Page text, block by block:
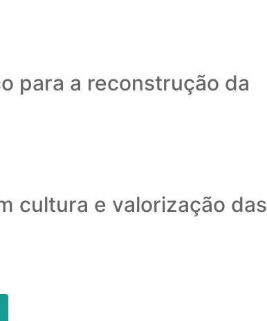
para a reconstrução da
cultura e valorização das